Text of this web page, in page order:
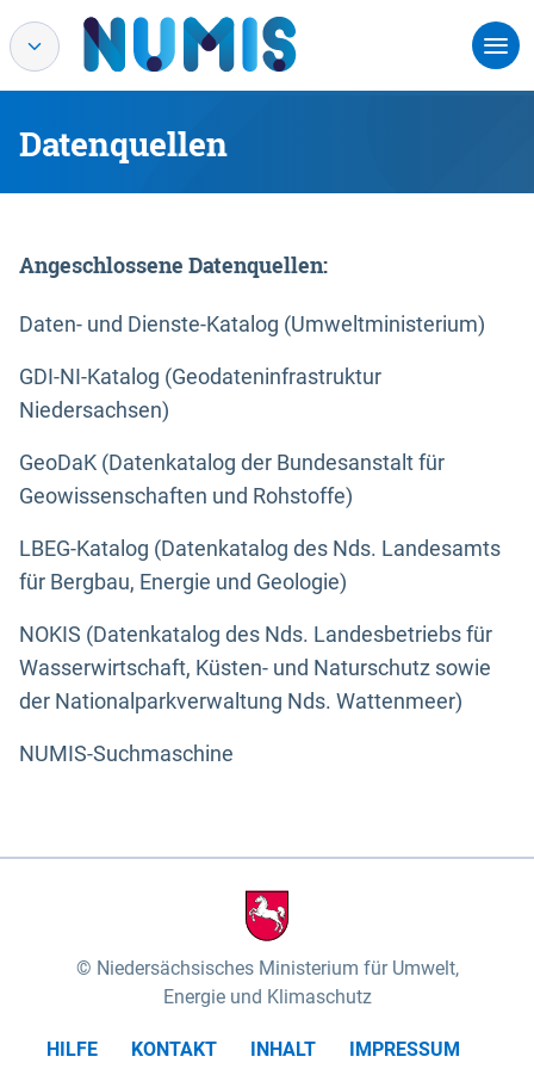
Datenquellen
Angeschlossene Datenquellen:
Daten- und Dienste-Katalog (Umweltministerium)
GDI-NI-Katalog (Geodateninfrastruktur
Niedersachsen)
GeoDaK (Datenkatalog der Bundesanstalt für
Geowissenschaften und Rohstoffe)
LBEG-Katalog (Datenkatalog des Nds. Landesamts
für Bergbau, Energie und Geologie)
NOKIS (Datenkatalog des Nds. Landesbetriebs für
Wasserwirtschaft, Küsten- und Naturschutz sowie
der Nationalparkverwaltung Nds. Wattenmeer)
NUMIS-Suchmaschine
Niedersächsisches Ministerium für Umwelt,
Energie und Klimaschutz
HILFE KONTAKT INHALT
IMPRESSUM